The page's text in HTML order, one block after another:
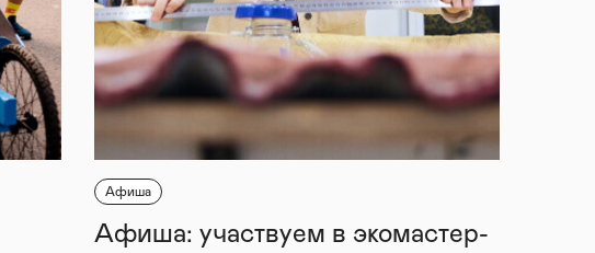
Афиша
Афиша: участвуем в экомастер-